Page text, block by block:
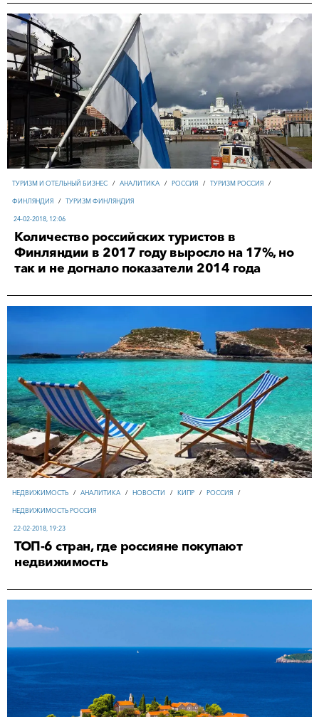
ТУРИЗМ И ОТЕЛЬНЫЙ БИЗНЕС / АНАЛИТИКА / РОССИЯ / ТУРИЗМ РОССИЯ /
ФИНЛЯНДИЯ / ТУРИЗМ ФИНЛЯНДИЯ
24-02-2018, 12:06
Количество российских туристов в
Финляндии в 2017 году выросло на 17%, но
так и не догнало показатели 2014 года
НЕДВИЖИМОСТЬ / АНАЛИТИКА / НОВОСТИ / КИПР / РОССИЯ /
НЕДВИЖИМОСТЬ РОССИЯ
22-02-2018, 19:23
ТОП-6 стран, где россияне покупают
недвижимость